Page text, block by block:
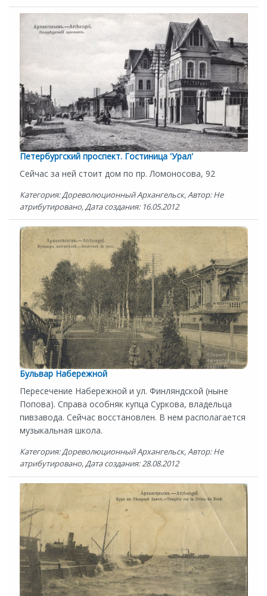
Петербургский проспект. Гостиница 'Урал'
Сейчас за ней стоит дом по пр. Ломоносова, 92
Категория: Дореволюционный Архангельск, Автор: Не
атрибутировано, Дата создания: 16.05.2012
Бульвар Набережной
Пересечение Набережной и ул. Финляндской (ныне
Попова). Справа особняк купца Суркова, владельца
пивзавода. Сейчас восстановлен. В нем располагается
музыкальная школа.
Категория: Дореволюционный Архангельск, Автор: Не
атрибутировано, Дата создания: 28.08.2012